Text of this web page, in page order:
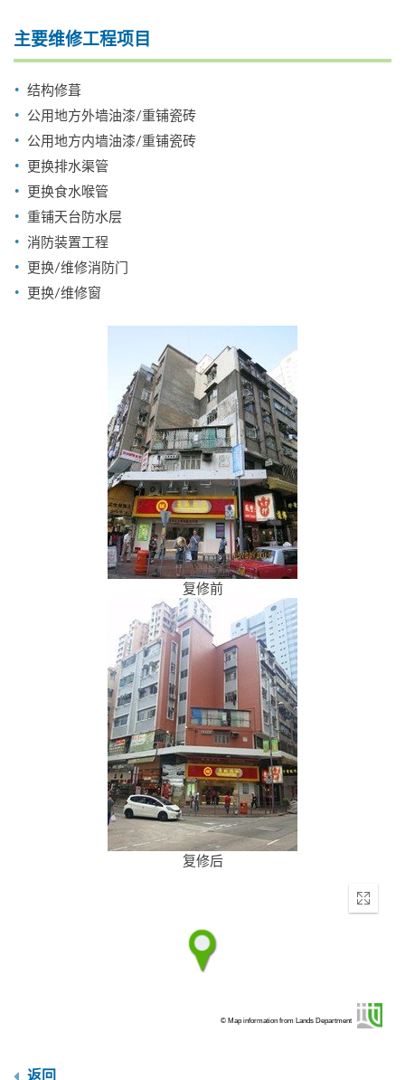
主要维修工程项目
结构修葺
公用地方外墙油漆/重铺瓷砖
公用地方内墙油漆/重铺瓷砖
更换排水渠管
更换食水喉管
重铺天台防水层
消防装置工程
更换/维修消防门
更换/维修窗
复修前
复修后
Enter
© Map information from Lands Department
返回